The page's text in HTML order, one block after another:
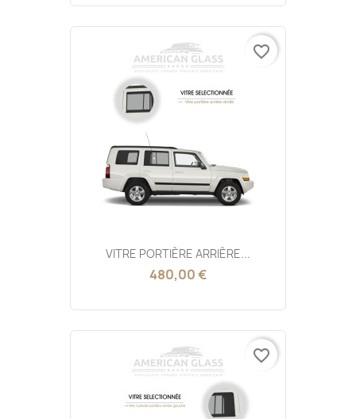
VITRE PORTIÈRE ARRIÈRE...
480,00 €
favorite_border
favorite_border